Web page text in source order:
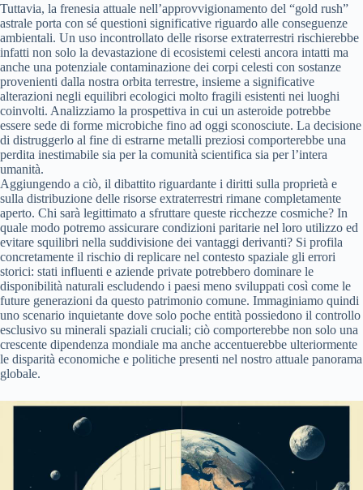
Tuttavia, la frenesia attuale nell’approvvigionamento del “gold rush”
astrale porta con sé questioni significative riguardo alle conseguenze
ambientali. Un uso incontrollato delle risorse extraterrestri rischierebbe
infatti non solo la devastazione di ecosistemi celesti ancora intatti ma
anche una potenziale contaminazione dei corpi celesti con sostanze
provenienti dalla nostra orbita terrestre, insieme a significative
alterazioni negli equilibri ecologici molto fragili esistenti nei luoghi
coinvolti. Analizziamo la prospettiva in cui un asteroide potrebbe
essere sede di forme microbiche fino ad oggi sconosciute. La decisione
di distruggerlo al fine di estrarne metalli preziosi comporterebbe una
perdita inestimabile sia per la comunità scientifica sia per l’intera
umanità.
Aggiungendo a ciò, il dibattito riguardante i diritti sulla proprietà e
sulla distribuzione delle risorse extraterrestri rimane completamente
aperto. Chi sarà legittimato a sfruttare queste ricchezze cosmiche? In
quale modo potremo assicurare condizioni paritarie nel loro utilizzo ed
evitare squilibri nella suddivisione dei vantaggi derivanti? Si profila
concretamente il rischio di replicare nel contesto spaziale gli errori
storici: stati influenti e aziende private potrebbero dominare le
disponibilità naturali escludendo i paesi meno sviluppati così come le
future generazioni da questo patrimonio comune. Immaginiamo quindi
uno scenario inquietante dove solo poche entità possiedono il controllo
esclusivo su minerali spaziali cruciali; ciò comporterebbe non solo una
crescente dipendenza mondiale ma anche accentuerebbe ulteriormente
le disparità economiche e politiche presenti nel nostro attuale panorama
globale.